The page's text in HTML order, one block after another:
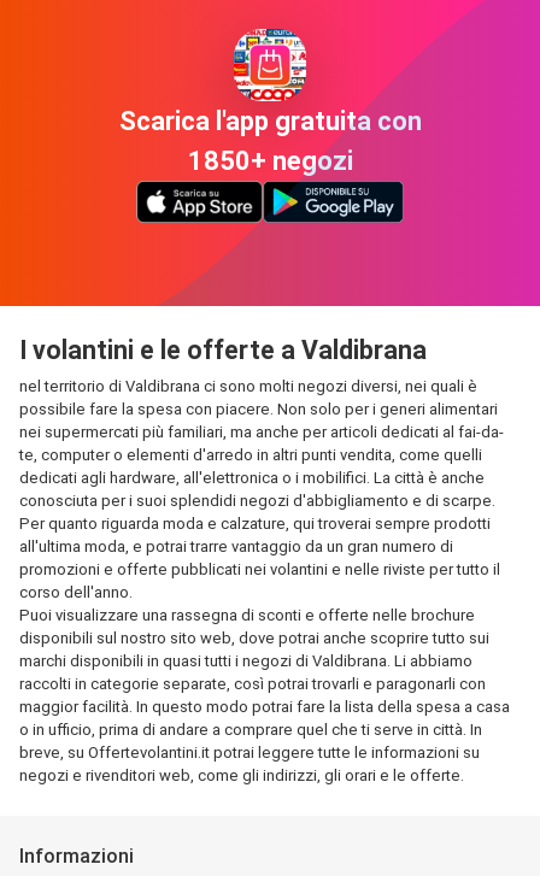
Scarica l'app gratuita con
1850+ negozi
I volantini e le offerte a Valdibrana
nel territorio di Valdibrana ci sono molti negozi diversi, nei quali è
possibile fare la spesa con piacere. Non solo per i generi alimentari
nei supermercati più familiari, ma anche per articoli dedicati al fai-da-
te, computer o elementi d'arredo in altri punti vendita, come quelli
dedicati agli hardware, all'elettronica o i mobilifici. La città è anche
conosciuta per i suoi splendidi negozi d'abbigliamento e di scarpe.
Per quanto riguarda moda e calzature, qui troverai sempre prodotti
all'ultima moda, e potrai trarre vantaggio da un gran numero di
promozioni e offerte pubblicati nei volantini e nelle riviste per tutto il
corso dell'anno.
Puoi visualizzare una rassegna di sconti e offerte nelle brochure
disponibili sul nostro sito web, dove potrai anche scoprire tutto sui
marchi disponibili in quasi tutti i negozi di Valdibrana. Li abbiamo
raccolti in categorie separate, così potrai trovarli e paragonarli con
maggior facilità. In questo modo potrai fare la lista della spesa a casa
o in ufficio, prima di andare a comprare quel che ti serve in città. In
breve, su Offertevolantini.it potrai leggere tutte le informazioni su
negozi e rivenditori web, come gli indirizzi, gli orari e le offerte.
Informazioni